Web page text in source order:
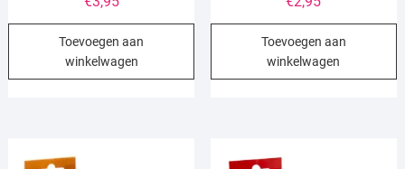
Toevoegen aan
winkelwagen
Toevoegen aan
winkelwagen